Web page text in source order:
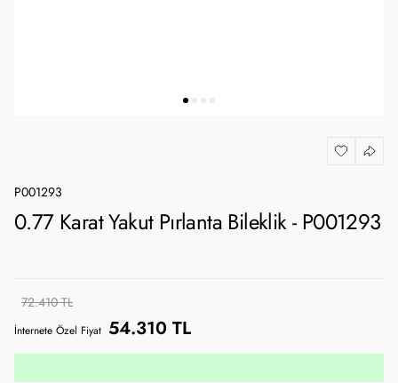
P001293
0.77 Karat Yakut Pırlanta Bileklik - P001293
72.410 TL
İnternete Özel Fiyat 54.310 TL